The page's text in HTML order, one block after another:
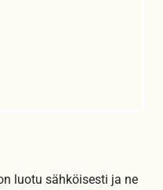
luotu sähköisesti ja ne